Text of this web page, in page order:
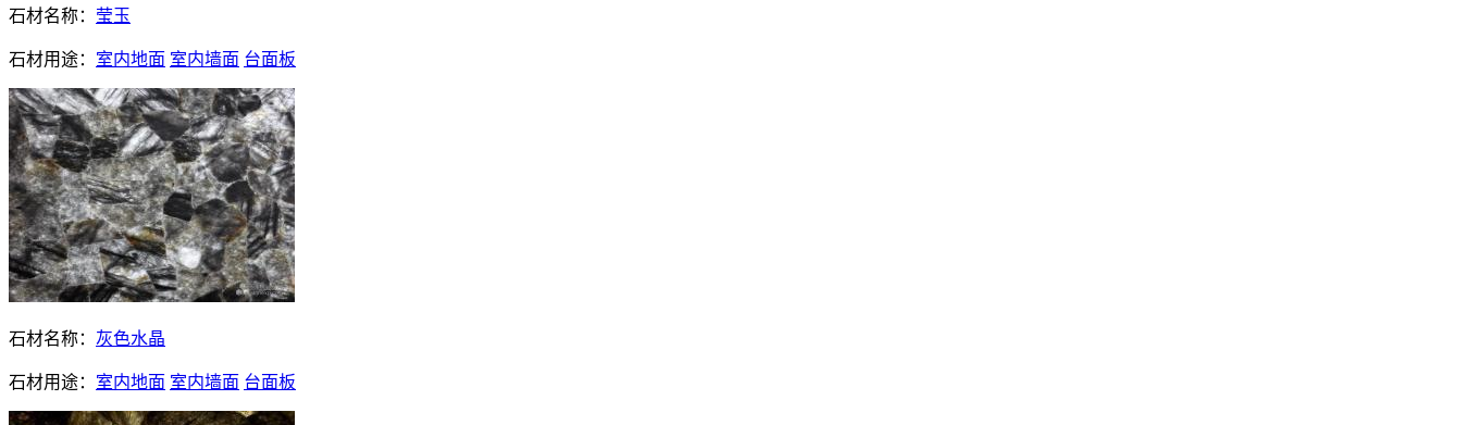
石材名称： 莹玉
石材用途： 室内地面 室内墙面 台面板
石材名称： 灰色水晶
石材用途： 室内地面 室内墙面 台面板